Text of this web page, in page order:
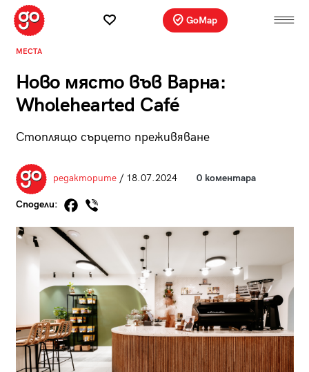
GoMap
МЕСТА
Ново място във Варна:
Wholehearted Café
Стоплящо сърцето преживяване
редакторите/ 18.07.2024 0 коментара
Сподели: